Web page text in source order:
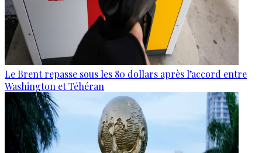
Le Brent repasse sous les 80 dollars après l’accord entre
Washington et Téhéran